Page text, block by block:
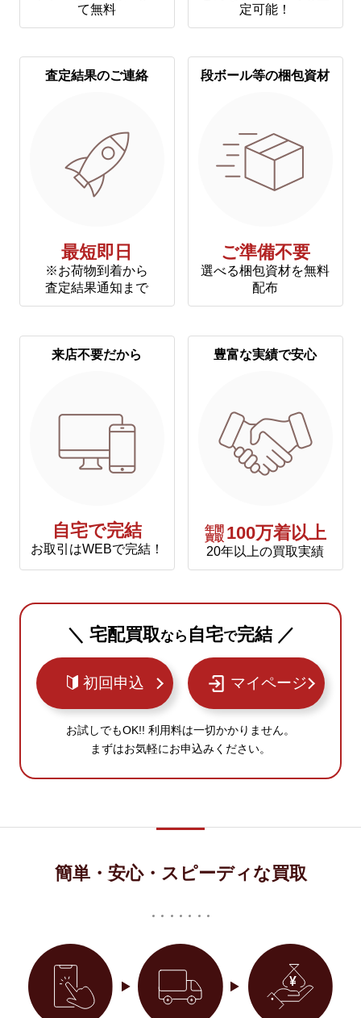
て無料
定可能！
査定結果のご連絡
最短即日
※お荷物到着から
査定結果通知まで
段ボール等の梱包資材
ご準備不要
選べる梱包資材を無料
配布
来店不要だから
自宅で完結
お取引はWEBで完結！
豊富な実績で安心
年間
買取 100万着以上
20年以上の買取実績
＼ 宅配買取なら 自宅で完結 ／
初回申込 マイページ
お試しでもOK!! 利用料は一切かかりません。
まずはお気軽にお申込みください。
簡単・安心・スピーディな買取